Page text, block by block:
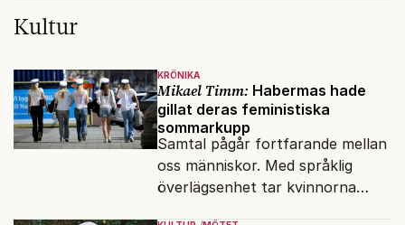
Kultur
KRÖNIKA
Mikael Timm: Habermas hade
gillat deras feministiska
sommarkupp
Samtal pågår fortfarande mellan
oss människor. Med språklig
överlägsenhet tar kvinnorna